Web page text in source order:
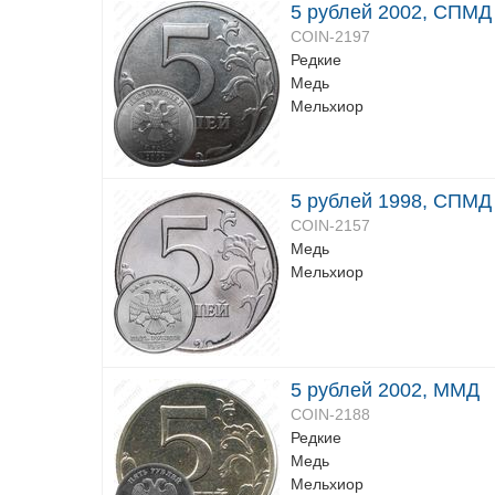
5 рублей 2002, СПМД
COIN-2197
Редкие
Медь
Мельхиор
5 рублей 1998, СПМД
COIN-2157
Медь
Мельхиор
5 рублей 2002, ММД
COIN-2188
Редкие
Медь
Мельхиор